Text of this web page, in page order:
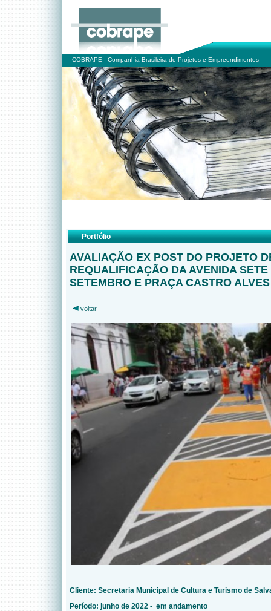
COBRAPE - Companhia Brasileira de Projetos e Empreendimentos
Portfólio
AVALIAÇÃO EX POST DO PROJETO
REQUALIFICAÇÃO DA AVENIDA SETE
SETEMBRO E PRAÇA CASTRO ALVES
voltar
Cliente: Secretaria Municipal de Cultura e Turismo de
Período: junho de 2022 - em andamento